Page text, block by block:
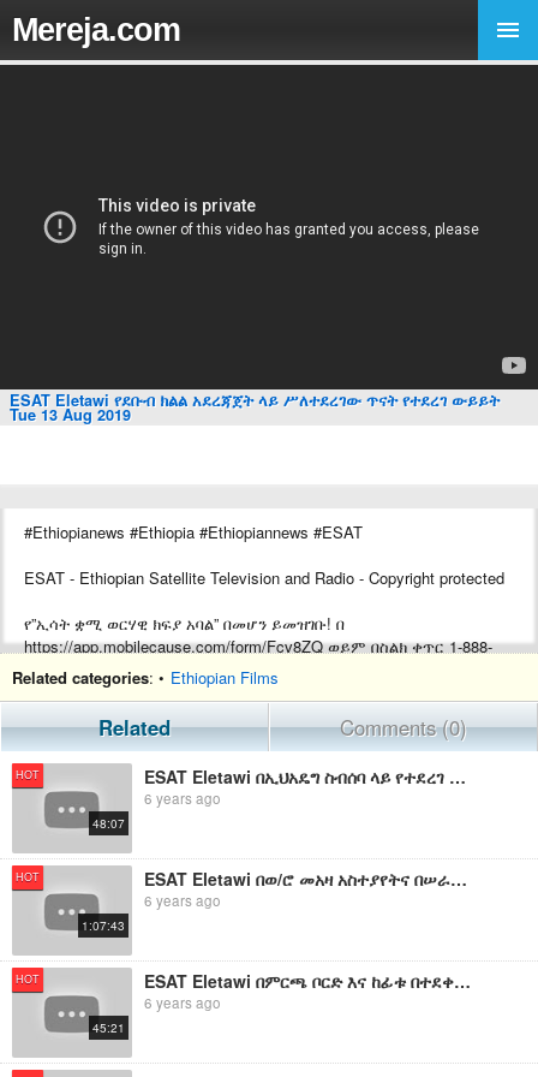
Mereja.com
ESAT Eletawi የደቡብ ክልል አደረጃጀት ላይ ሥለተደረገው ጥናት የተደረገ ውይይት
Tue 13 Aug 2019
#Ethiopianews #Ethiopia #Ethiopiannews #ESAT
ESAT - Ethiopian Satellite Television and Radio - Copyright protected
የ”ኢሳት ቋሚ ወርሃዊ ክፍያ አባል” በመሆን ይመዝገቡ! በ
https://app.mobilecause.com/form/Fcv8ZQ ወይም በስልክ ቀጥር ‎‎1-888-
772-3728 ext 4 ይመዝገቡ!
Support ESAT by becoming a Monthly subscriber by visiting
https://app.mobilecause.com/form/Fcv8ZQ or by calling ‎‎1-888-772-
3728 ext 4.
Related categories: • Ethiopian Films
Related Comments (0)
HOT
48:07
ESAT Eletawi በኢህአዴግ ስብሰባ ላይ የተደረገ ውይይት Fri 09 Aug 2019
6 years ago
HOT
1:07:43
ESAT Eletawi በወ/ሮ መአዛ አስተያየትና በሠራዊት ጣልቃ ገብነት ላይ የተደረገ ውይይት Mon 5 Aug 2019
6 years ago
HOT
45:21
ESAT Eletawi በምርጫ ቦርድ እና ከፊቱ በተደቀኑ አደጋዎች ላይ የተደረገ ውይይት Fri 16 Aug 2019
6 years ago